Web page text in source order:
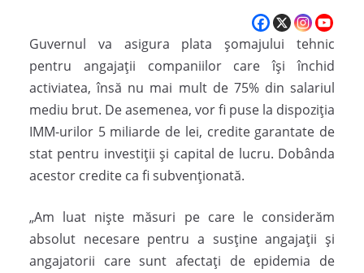
Guvernul va asigura plata șomajului tehnic
pentru angajații companiilor care își închid
activiatea, însă nu mai mult de 75% din salariul
mediu brut. De asemenea, vor fi puse la dispoziția
IMM-urilor 5 miliarde de lei, credite garantate de
stat pentru investiții și capital de lucru. Dobânda
acestor credite ca fi subvenționată.
„Am luat niște măsuri pe care le considerăm
absolut necesare pentru a susține angajații și
angajatorii care sunt afectați de epidemia de